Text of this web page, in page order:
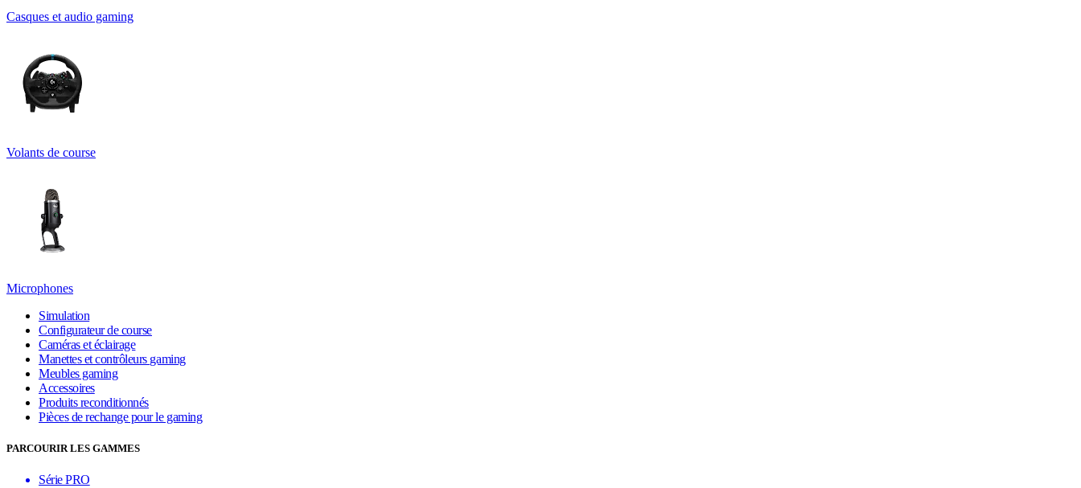
Casques et audio gaming
Volants de course
Microphones
Simulation
Configurateur de course
Caméras et éclairage
Manettes et contrôleurs gaming
Meubles gaming
Accessoires
Produits reconditionnés
Pièces de rechange pour le gaming
PARCOURIR LES GAMMES
Série PRO